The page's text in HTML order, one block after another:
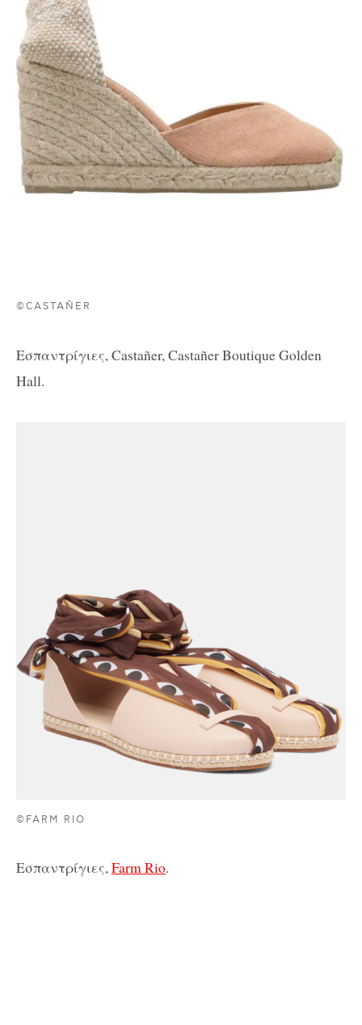
©CASTAÑER
Εσπαντρίγιες, Castañer, Castañer Boutique Golden
Hall.
©FARM RIO
Εσπαντρίγιες,Farm Rio.